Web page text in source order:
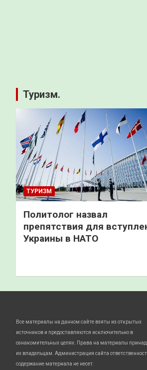
Туризм.
ТУРИЗМ
Политолог назвал
препятствия для
Украины в НАТО
Все материалы на данном сайте взяты из открытых
источников и предоставляются исключительно в
ознакомительных целях. Права на материалы
их владельцам. Администрация сайта
содержание материала не несет.